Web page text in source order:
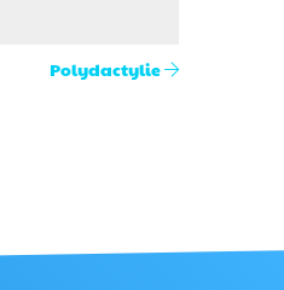
Polydactylie